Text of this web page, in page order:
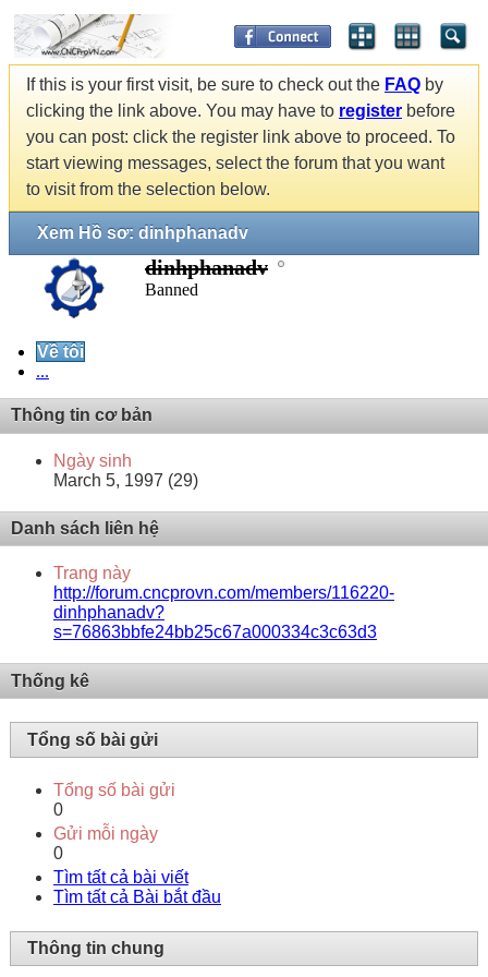
If this is your first visit, be sure to check out the FAQ by
clicking the link above. You may have to register before
you can post: click the register link above to proceed. To
start viewing messages, select the forum that you want
to visit from the selection below.
Xem Hồ sơ: dinhphanadv
dinhphanadv
Banned
Về tôi
...
Thông tin cơ bản
Ngày sinh
March 5, 1997 (29)
Danh sách liên hệ
Trang này
http://forum.cncprovn.com/members/116220-
dinhphanadv?
s=76863bbfe24bb25c67a000334c3c63d3
Thống kê
Tổng số bài gửi
Tổng số bài gửi
0
Gửi mỗi ngày
0
Tìm tất cả bài viết
Tìm tất cả Bài bắt đầu
Thông tin chung